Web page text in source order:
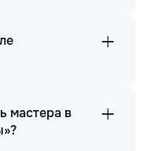
мастера в